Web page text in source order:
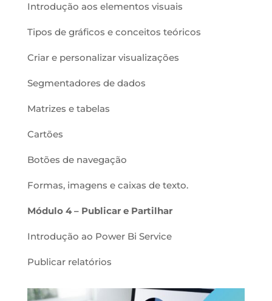
Introdução aos elementos visuais
Tipos de gráficos e conceitos teóricos
Criar e personalizar visualizações
Segmentadores de dados
Matrizes e tabelas
Cartões
Botões de navegação
Formas, imagens e caixas de texto.
Módulo 4 – Publicar e Partilhar
Introdução ao Power Bi Service
Publicar relatórios